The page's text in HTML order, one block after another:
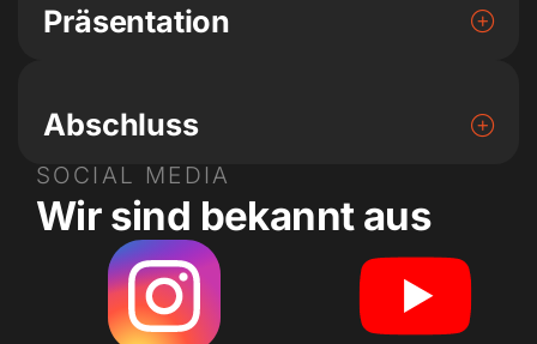
Präsentation
Abschluss
SOCIAL MEDIA
Wir sind bekannt aus